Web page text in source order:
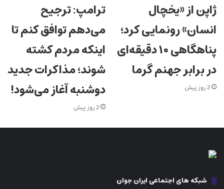
ژاپن از «یخچال
انسان» رونمایی کرد؛
پناهگاهی ۱۰ دقیقه‌ای
در برابر جهنم گرما
2 روز پیش
ترامپ: ترجیح
می‌دهم توافق کنم تا
اینکه مردم کشته
شوند؛ مذاکرات جدید
دوشنبه آغاز می‌شود!
2 روز پیش
شبکه های اجتماعی ایران جوان